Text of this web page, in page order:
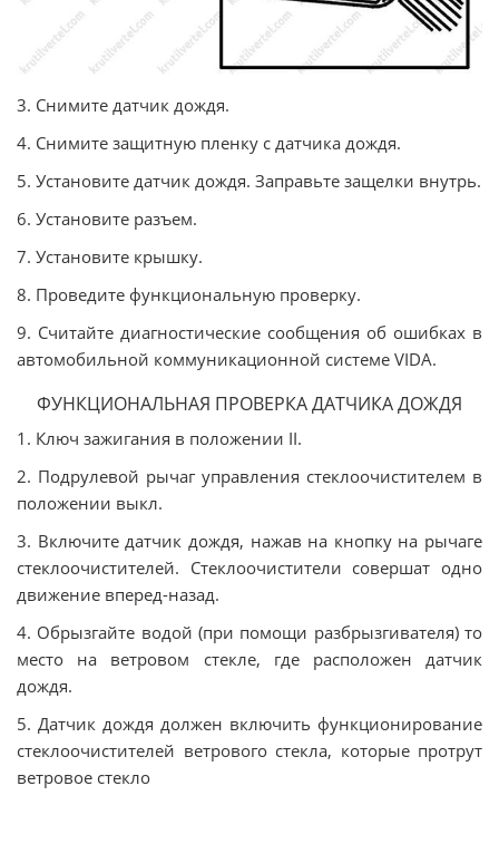
3. Снимите датчик дождя.
4. Снимите защитную пленку с датчика дождя.
5. Установите датчик дождя. Заправьте защелки внутрь.
6. Установите разъем.
7. Установите крышку.
8. Проведите функциональную проверку.
9. Считайте диагностические сообщения об ошибках в
автомобильной коммуникационной системе VIDA.
ФУНКЦИОНАЛЬНАЯ ПРОВЕРКА ДАТЧИКА ДОЖДЯ
1. Ключ зажигания в положении II.
2. Подрулевой рычаг управления стеклоочистителем в
положении выкл.
3. Включите датчик дождя, нажав на кнопку на рычаге
стеклоочистителей. Стеклоочистители совершат одно
движение вперед-назад.
4. Обрызгайте водой (при помощи разбрызгивателя) то
место на ветровом стекле, где расположен датчик
дождя.
5. Датчик дождя должен включить функционирование
стеклоочистителей ветрового стекла, которые протрут
ветровое стекло